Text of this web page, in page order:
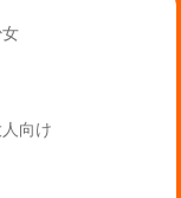
向け